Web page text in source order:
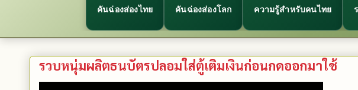
คันฉ่องส่องไทย คันฉ่องส่องโลก ความรู้สำหรับคนไทย
รวบหนุ่มผลิตธนบัตรปลอมใส่ตู้เติมเงินก่อนกดออกมาใช้